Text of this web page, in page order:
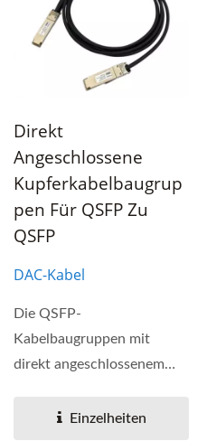
Direkt
Angeschlossene
Kupferkabelbaugrup
Pen Für QSFP Zu
QSFP
DAC-Kabel
Die QSFP-
Kabelbaugruppen mit
direkt angeschlossenem
leistungsstarke,...
Einzelheiten